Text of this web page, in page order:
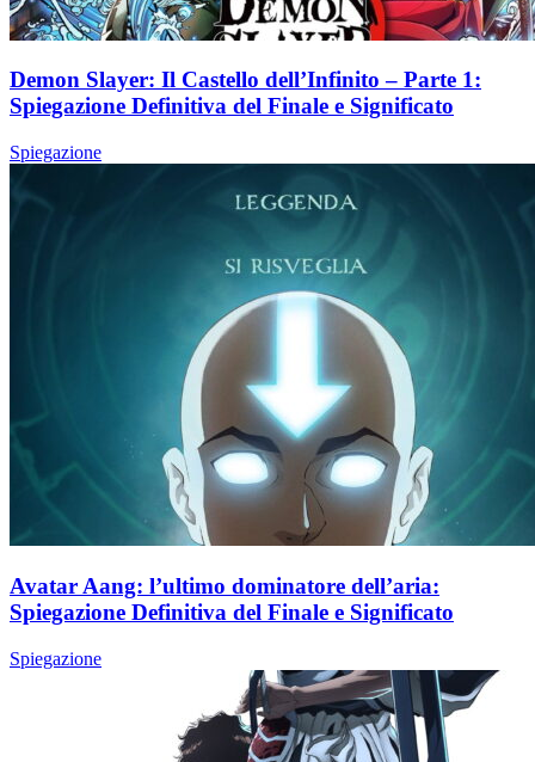
Demon Slayer: Il Castello dell’Infinito – Parte 1:
Spiegazione Definitiva del Finale e Significato
Spiegazione
Avatar Aang: l’ultimo dominatore dell’aria:
Spiegazione Definitiva del Finale e Significato
Spiegazione